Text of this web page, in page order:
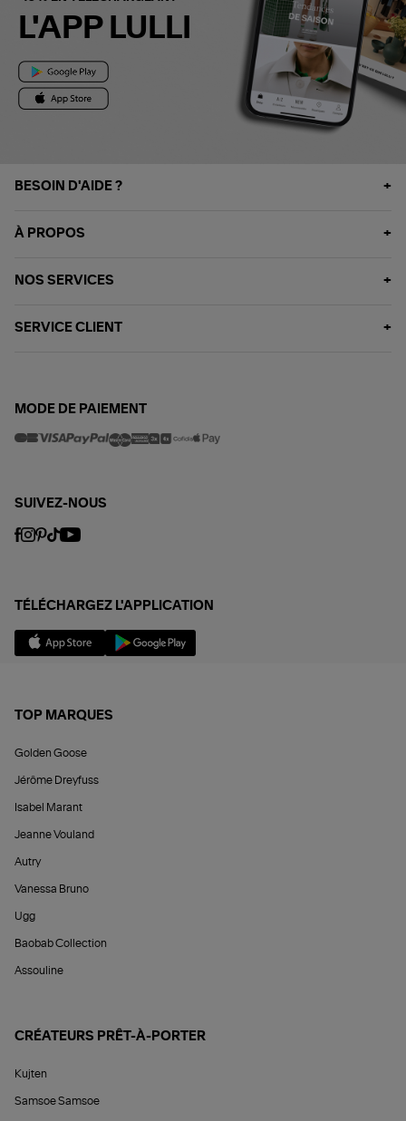
L'APP LULLI
BESOIN D'AIDE ?
À PROPOS
NOS SERVICES
SERVICE CLIENT
MODE DE PAIEMENT
SUIVEZ-NOUS
TÉLÉCHARGEZ L'APPLICATION
TOP MARQUES
Golden Goose
Jérôme Dreyfuss
Isabel Marant
Jeanne Vouland
Autry
Vanessa Bruno
Ugg
Baobab Collection
Assouline
CRÉATEURS PRÊT-À-PORTER
Kujten
Samsoe Samsoe